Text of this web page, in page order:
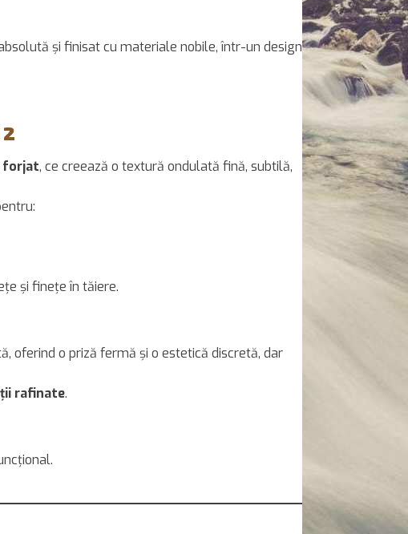
și finisat cu materiale nobile, într-un design
forjat, ce creează o textură ondulată fină, subtilă,
și finețe în tăiere.
oferind o priză fermă și o estetică discretă, dar
rafinate.